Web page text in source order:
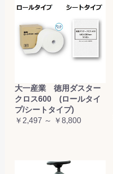
大一産業 徳用ダスター
クロス600 (ロールタイ
プ/シートタイプ)
￥2,497 ～ ￥8,800